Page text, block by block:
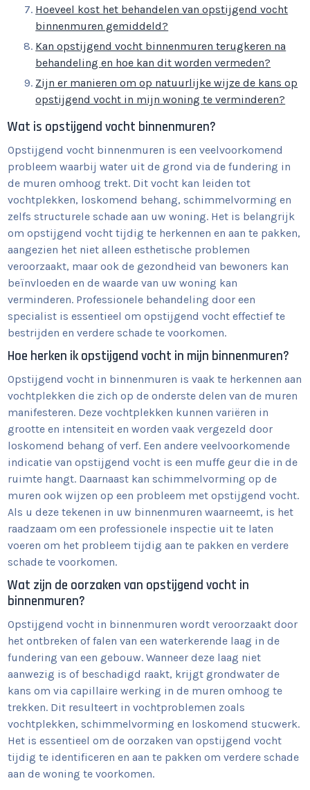
Hoeveel kost het behandelen van opstijgend vocht
binnenmuren gemiddeld?
Kan opstijgend vocht binnenmuren terugkeren na
behandeling en hoe kan dit worden vermeden?
Zijn er manieren om op natuurlijke wijze de kans op
opstijgend vocht in mijn woning te verminderen?
Wat is opstijgend vocht binnenmuren?
Opstijgend vocht binnenmuren is een veelvoorkomend
probleem waarbij water uit de grond via de fundering in
de muren omhoog trekt. Dit vocht kan leiden tot
vochtplekken, loskomend behang, schimmelvorming en
zelfs structurele schade aan uw woning. Het is belangrijk
om opstijgend vocht tijdig te herkennen en aan te pakken,
aangezien het niet alleen esthetische problemen
veroorzaakt, maar ook de gezondheid van bewoners kan
beïnvloeden en de waarde van uw woning kan
verminderen. Professionele behandeling door een
specialist is essentieel om opstijgend vocht effectief te
bestrijden en verdere schade te voorkomen.
Hoe herken ik opstijgend vocht in mijn binnenmuren?
Opstijgend vocht in binnenmuren is vaak te herkennen aan
vochtplekken die zich op de onderste delen van de muren
manifesteren. Deze vochtplekken kunnen variëren in
grootte en intensiteit en worden vaak vergezeld door
loskomend behang of verf. Een andere veelvoorkomende
indicatie van opstijgend vocht is een muffe geur die in de
ruimte hangt. Daarnaast kan schimmelvorming op de
muren ook wijzen op een probleem met opstijgend vocht.
Als u deze tekenen in uw binnenmuren waarneemt, is het
raadzaam om een professionele inspectie uit te laten
voeren om het probleem tijdig aan te pakken en verdere
schade te voorkomen.
Wat zijn de oorzaken van opstijgend vocht in
binnenmuren?
Opstijgend vocht in binnenmuren wordt veroorzaakt door
het ontbreken of falen van een waterkerende laag in de
fundering van een gebouw. Wanneer deze laag niet
aanwezig is of beschadigd raakt, krijgt grondwater de
kans om via capillaire werking in de muren omhoog te
trekken. Dit resulteert in vochtproblemen zoals
vochtplekken, schimmelvorming en loskomend stucwerk.
Het is essentieel om de oorzaken van opstijgend vocht
tijdig te identificeren en aan te pakken om verdere schade
aan de woning te voorkomen.